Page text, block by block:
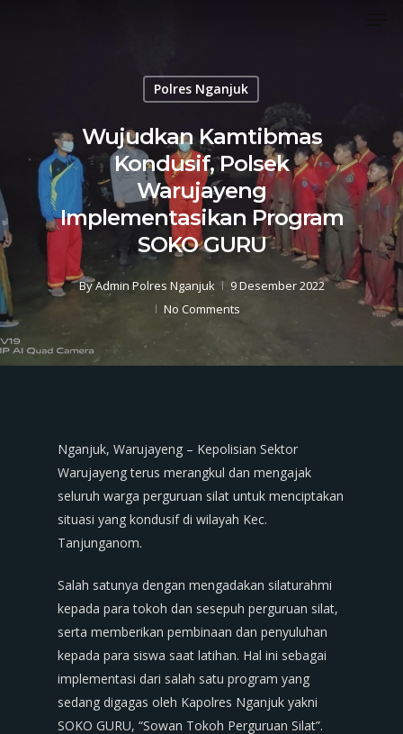
Polres Nganjuk
Wujudkan Kamtibmas
Kondusif, Polsek
Warujayeng
Implementasikan Program
SOKO GURU
ByAdmin Polres Nganjuk
9 Desember 2022
No Comments
Nganjuk, Warujayeng – Kepolisian Sektor
Warujayeng terus merangkul dan mengajak
seluruh warga perguruan silat untuk menciptakan
situasi yang kondusif di wilayah Kec.
Tanjunganom.
Salah satunya dengan mengadakan silaturahmi
kepada para tokoh dan sesepuh perguruan silat,
serta memberikan pembinaan dan penyuluhan
kepada para siswa saat latihan. Hal ini sebagai
implementasi dari salah satu program yang
sedang digagas oleh Kapolres Nganjuk yakni
SOKO GURU, “Sowan Tokoh Perguruan Silat”.